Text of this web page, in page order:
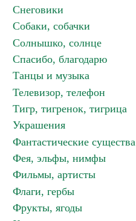
Снеговики
Собаки, собачки
Солнышко, солнце
Спасибо, благодарю
Танцы и музыка
Телевизор, телефон
Тигр, тигренок, тигрица
Украшения
Фантастические существа
Фея, эльфы, нимфы
Фильмы, артисты
Флаги, гербы
Фрукты, ягоды